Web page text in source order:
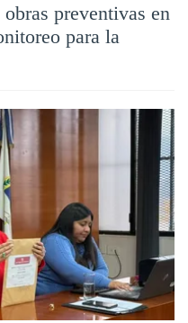
preventivas en
para la